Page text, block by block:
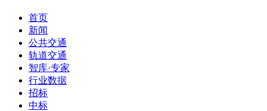
首页
新闻
公共交通
轨道交通
智库·专家
行业数据
招标
中标